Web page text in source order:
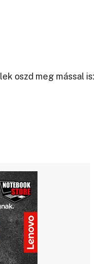
oszd meg mással is: